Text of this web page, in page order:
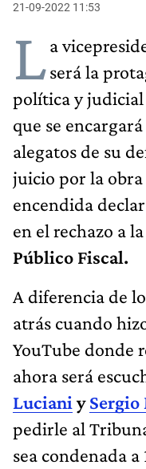
21-09-2022 11:53
La
será la
política y judicial
que se
alegatos de su
juicio por la obra
encendida
en el rechazo a
Público Fiscal.
A diferencia de
atrás cuando
YouTube donde
ahora será
LucianiySergio
pedirle al
sea condenada